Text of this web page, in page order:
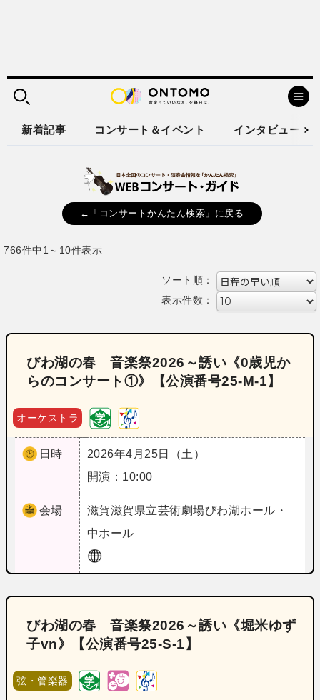
新着記事 コンサート＆イベント インタビュー
←「コンサートかんたん検索」に戻る
766件中1～10件表示
ソート順：
表示件数：
びわ湖の春 音楽祭2026～誘い《0歳児か
らのコンサート①》【公演番号25‐M‐1】
オーケストラ
日時
2026年4月25日（土）
開演：10:00
会場 滋賀滋賀県立芸術劇場びわ湖ホール・
中ホール
びわ湖の春 音楽祭2026～誘い《堀米ゆず
子vn》【公演番号25‐S‐1】
弦・管楽器